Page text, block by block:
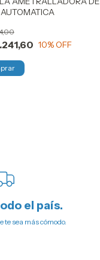
10% OFF
el país.
te sea más cómodo.